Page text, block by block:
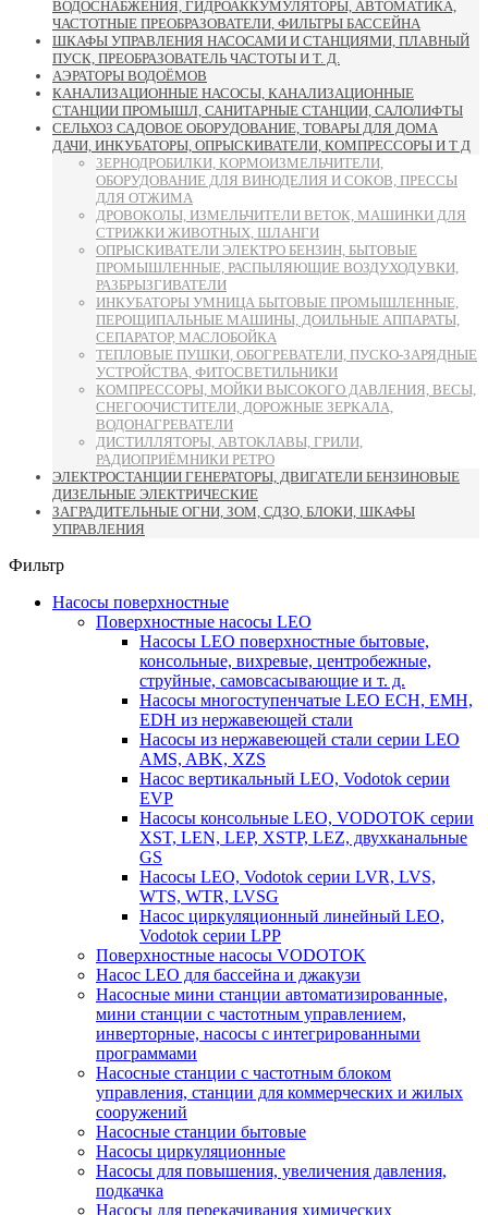
ВОДОСНАБЖЕНИЯ, ГИДРОАККУМУЛЯТОРЫ, АВТОМАТИКА,
ЧАСТОТНЫЕ ПРЕОБРАЗОВАТЕЛИ, ФИЛЬТРЫ БАССЕЙНА
ШКАФЫ УПРАВЛЕНИЯ НАСОСАМИ И СТАНЦИЯМИ, ПЛАВНЫЙ
ПУСК, ПРЕОБРАЗОВАТЕЛЬ ЧАСТОТЫ И Т. Д.
АЭРАТОРЫ ВОДОЁМОВ
КАНАЛИЗАЦИОННЫЕ НАСОСЫ, КАНАЛИЗАЦИОННЫЕ
СТАНЦИИ ПРОМЫШЛ, САНИТАРНЫЕ СТАНЦИИ, САЛОЛИФТЫ
СЕЛЬХОЗ САДОВОЕ ОБОРУДОВАНИЕ, ТОВАРЫ ДЛЯ ДОМА
ДАЧИ, ИНКУБАТОРЫ, ОПРЫСКИВАТЕЛИ, КОМПРЕССОРЫ И Т Д
ЗЕРНОДРОБИЛКИ, КОРМОИЗМЕЛЬЧИТЕЛИ,
ОБОРУДОВАНИЕ ДЛЯ ВИНОДЕЛИЯ И СОКОВ, ПРЕССЫ
ДЛЯ ОТЖИМА
ДРОВОКОЛЫ, ИЗМЕЛЬЧИТЕЛИ ВЕТОК, МАШИНКИ ДЛЯ
СТРИЖКИ ЖИВОТНЫХ, ШЛАНГИ
ОПРЫСКИВАТЕЛИ ЭЛЕКТРО БЕНЗИН, БЫТОВЫЕ
ПРОМЫШЛЕННЫЕ, РАСПЫЛЯЮЩИЕ ВОЗДУХОДУВКИ,
РАЗБРЫЗГИВАТЕЛИ
ИНКУБАТОРЫ УМНИЦА БЫТОВЫЕ ПРОМЫШЛЕННЫЕ,
ПЕРОЩИПАЛЬНЫЕ МАШИНЫ, ДОИЛЬНЫЕ АППАРАТЫ,
СЕПАРАТОР, МАСЛОБОЙКА
ТЕПЛОВЫЕ ПУШКИ, ОБОГРЕВАТЕЛИ, ПУСКО-ЗАРЯДНЫЕ
УСТРОЙСТВА, ФИТОСВЕТИЛЬНИКИ
КОМПРЕССОРЫ, МОЙКИ ВЫСОКОГО ДАВЛЕНИЯ, ВЕСЫ,
СНЕГООЧИСТИТЕЛИ, ДОРОЖНЫЕ ЗЕРКАЛА,
ВОДОНАГРЕВАТЕЛИ
ДИСТИЛЛЯТОРЫ, АВТОКЛАВЫ, ГРИЛИ,
РАДИОПРИЁМНИКИ РЕТРО
ЭЛЕКТРОСТАНЦИИ ГЕНЕРАТОРЫ, ДВИГАТЕЛИ БЕНЗИНОВЫЕ
ДИЗЕЛЬНЫЕ ЭЛЕКТРИЧЕСКИЕ
ЗАГРАДИТЕЛЬНЫЕ ОГНИ, ЗОМ, СДЗО, БЛОКИ, ШКАФЫ
УПРАВЛЕНИЯ
Фильтр
Насосы поверхностные
Поверхностные насосы LEO
Насосы LEO поверхностные бытовые,
консольные, вихревые, центробежные,
струйные, самовсасывающие и т. д.
Насосы многоступенчатые LEO ECH, EMH,
EDH из нержавеющей стали
Насосы из нержавеющей стали серии LEO
AMS, ABK, XZS
Насос вертикальный LEO, Vodotok серии
EVP
Насосы консольные LEO, VODOTOK серии
XST, LEN, LEP, XSTP, LEZ, двухканальные
GS
Насосы LEO, Vodotok серии LVR, LVS,
WTS, WTR, LVSG
Насос циркуляционный линейный LEO,
Vodotok серии LPP
Поверхностные насосы VODOTOK
Насос LEO для бассейна и джакузи
Насосные мини станции автоматизированные,
мини станции с частотным управлением,
инверторные, насосы с интегрированными
программами
Насосные станции с частотным блоком
управления, станции для коммерческих и жилых
сооружений
Насосные станции бытовые
Насосы циркуляционные
Насосы для повышения, увеличения давления,
подкачка
Насосы для перекачивания химических